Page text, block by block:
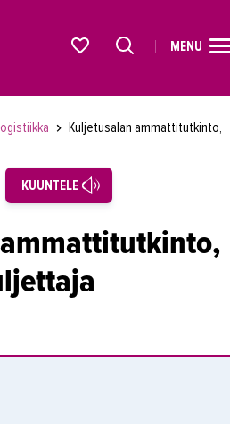
MENU
Kuljetusalan ammattitutkinto,
KUUNTELE